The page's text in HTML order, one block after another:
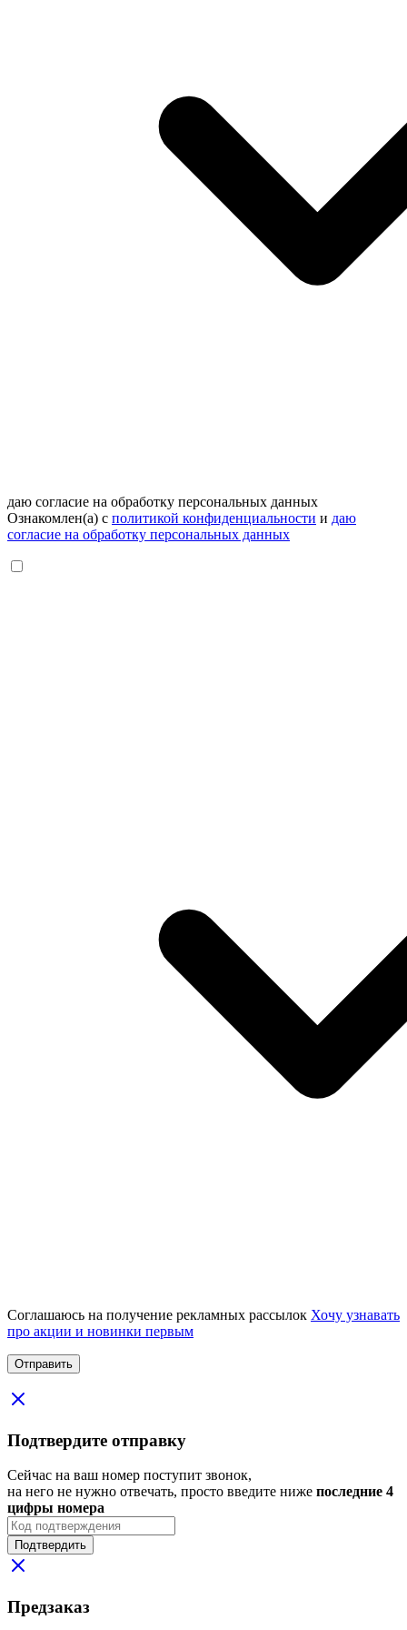
даю согласие на обработку персональных данных
Ознакомлен(а) с политикой конфиденциальности и даю
согласие на обработку персональных данных
Соглашаюсь на получение рекламных рассылок Хочу узнавать
про акции и новинки первым
Подтвердите отправку
Сейчас на ваш номер поступит звонок,
на него не нужно отвечать, просто введите ниже последние 4
цифры номера
Подтвердить
Предзаказ